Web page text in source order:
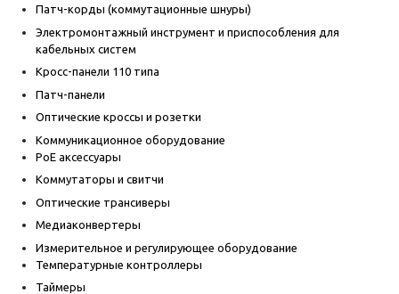
Патч-корды (коммутационные шнуры)
Электромонтажный инструмент и приспособления для
кабельных систем
Кросс-панели 110 типа
Патч-панели
Оптические кроссы и розетки
Коммуникационное оборудование
PoE аксессуары
Коммутаторы и свитчи
Оптические трансиверы
Медиаконвертеры
Измерительное и регулирующее оборудование
Температурные контроллеры
Таймеры